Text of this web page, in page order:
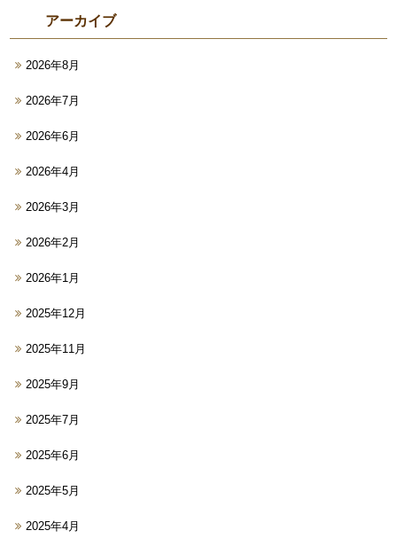
アーカイブ
2026年8月
2026年7月
2026年6月
2026年4月
2026年3月
2026年2月
2026年1月
2025年12月
2025年11月
2025年9月
2025年7月
2025年6月
2025年5月
2025年4月